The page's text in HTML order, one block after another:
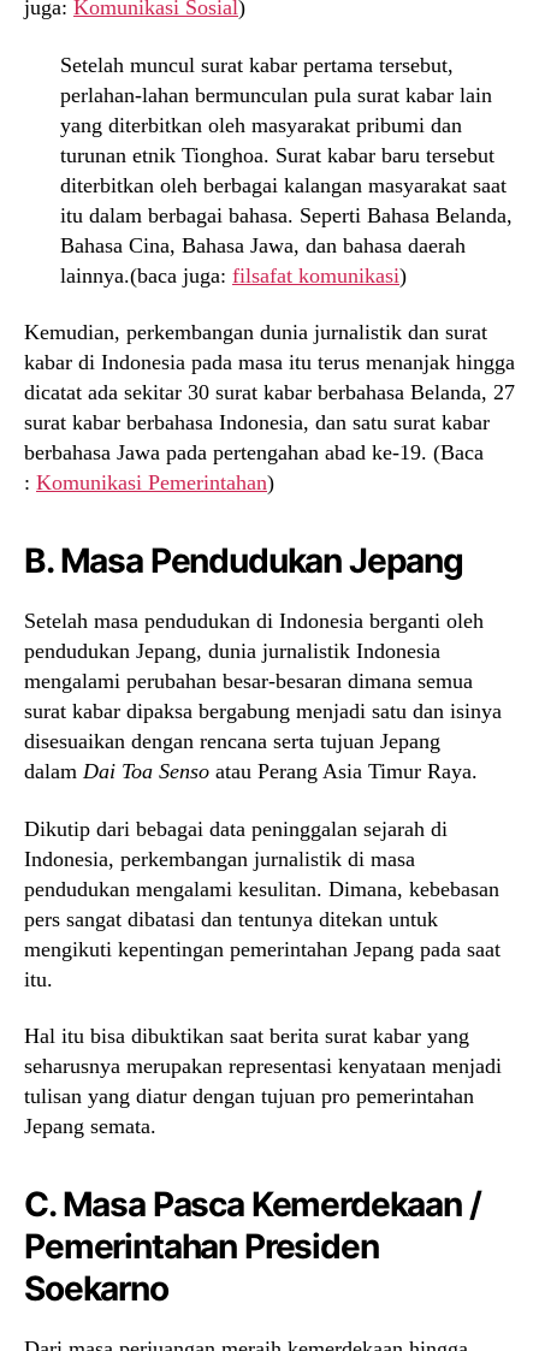
juga: Komunikasi Sosial)
Setelah muncul surat kabar pertama tersebut,
perlahan-lahan bermunculan pula surat kabar lain
yang diterbitkan oleh masyarakat pribumi dan
turunan etnik Tionghoa. Surat kabar baru tersebut
diterbitkan oleh berbagai kalangan masyarakat saat
itu dalam berbagai bahasa. Seperti Bahasa Belanda,
Bahasa Cina, Bahasa Jawa, dan bahasa daerah
lainnya.(baca juga: filsafat komunikasi)
Kemudian, perkembangan dunia jurnalistik dan surat
kabar di Indonesia pada masa itu terus menanjak hingga
dicatat ada sekitar 30 surat kabar berbahasa Belanda, 27
surat kabar berbahasa Indonesia, dan satu surat kabar
berbahasa Jawa pada pertengahan abad ke-19. (Baca
: Komunikasi Pemerintahan)
B. Masa Pendudukan Jepang
Setelah masa pendudukan di Indonesia berganti oleh
pendudukan Jepang, dunia jurnalistik Indonesia
mengalami perubahan besar-besaran dimana semua
surat kabar dipaksa bergabung menjadi satu dan isinya
disesuaikan dengan rencana serta tujuan Jepang
dalam Dai Toa Senso atau Perang Asia Timur Raya.
Dikutip dari bebagai data peninggalan sejarah di
Indonesia, perkembangan jurnalistik di masa
pendudukan mengalami kesulitan. Dimana, kebebasan
pers sangat dibatasi dan tentunya ditekan untuk
mengikuti kepentingan pemerintahan Jepang pada saat
itu.
Hal itu bisa dibuktikan saat berita surat kabar yang
seharusnya merupakan representasi kenyataan menjadi
tulisan yang diatur dengan tujuan pro pemerintahan
Jepang semata.
C. Masa Pasca Kemerdekaan /
Pemerintahan Presiden
Soekarno